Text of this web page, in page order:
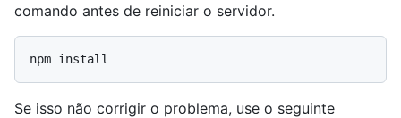
comando antes de reiniciar o servidor.
Se isso não corrigir o problema, use o seguinte